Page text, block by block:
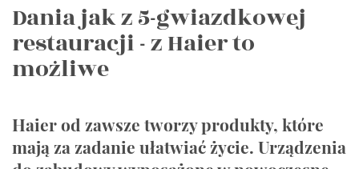
Dania jak z 5-gwiazdkowej
restauracji - z Haier to
możliwe
Haier od zawsze tworzy produkty, które
mają za zadanie ułatwiać życie. Urządzenia